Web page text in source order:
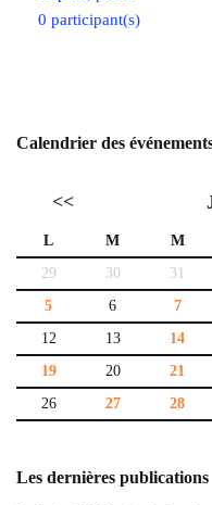
0 participant(s)
Calendrier des
<<
L M M
29
30 31
5
6 7
12
13 14
19
20 21
26
27 28
Les dernières publications